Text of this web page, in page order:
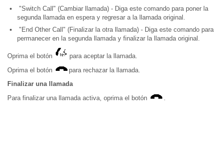
"Switch Call" (Cambiar llamada) - Diga este comando para poner la
segunda llamada en espera y regresar a la llamada original.
"End Other Call" (Finalizar la otra llamada) - Diga este comando para
permanecer en la segunda llamada y finalizar la llamada original.
Oprima el botón
para aceptar la llamada.
Oprima el botón
para rechazar la llamada.
Finalizar una llamada
Para finalizar una llamada activa, oprima el botón
.